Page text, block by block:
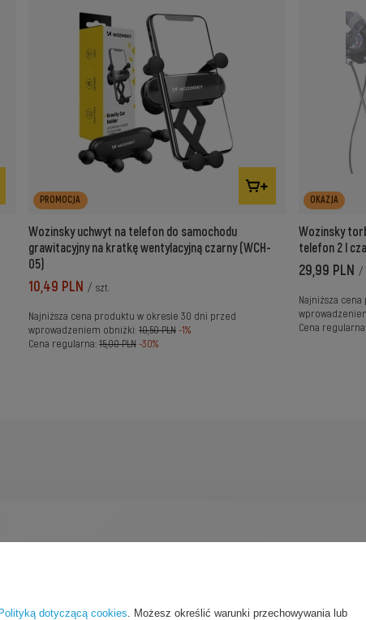
PROMOCJA
Wozinsky uchwyt na telefon do samochodu
grawitacyjny na kratkę wentylacyjną czarny (WCH-
05)
10,49 PLN / szt.
Najniższa cena produktu w okresie 30 dni przed
wprowadzeniem obniżki:10,50 PLN-1%
Cena regularna:15,00 PLN-30%
OKAZJA
Wozinsky
telefon 2 l
29,99 PLN /
Najniższa
Cena
Polityką dotyczącą cookies. Możesz określić warunki przechowywania lub